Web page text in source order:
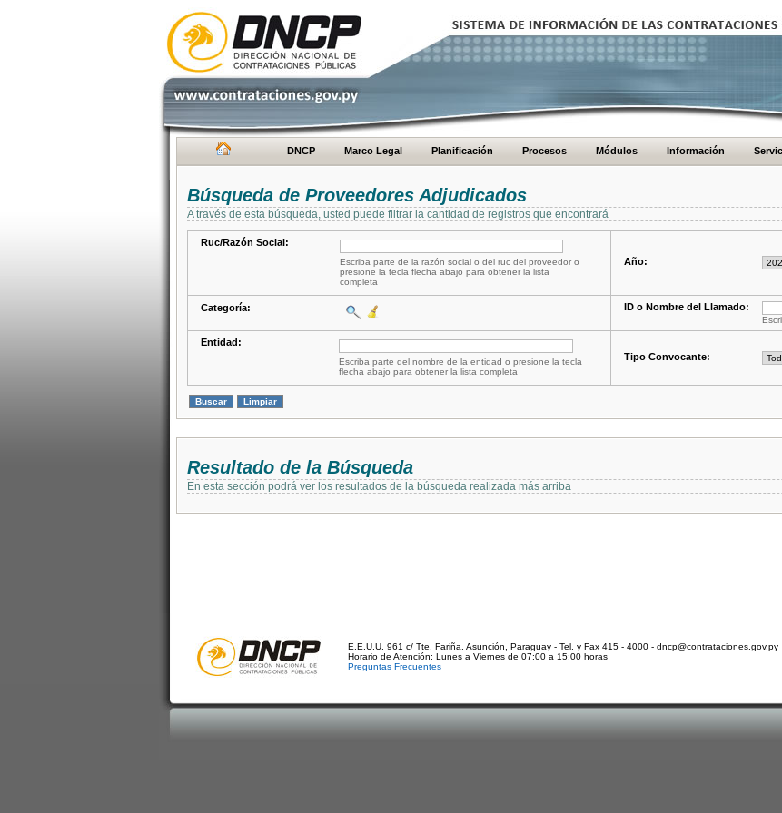
DNCP Marco Legal Planificación Procesos Módulos Información
Búsqueda de Proveedores Adjudicados
A través de esta búsqueda, usted puede filtrar la cantidad de registros que encontrará
Ruc/Razón Social:
Escriba parte de la razón social o del ruc del proveedor o
presione la tecla flecha abajo para obtener la lista
completa
Año:
Categoría: ID o Nombre del Llamado:
Entidad:
Escriba parte del nombre de la entidad o presione la tecla
flecha abajo para obtener la lista completa
Tipo Convocante:
Resultado de la Búsqueda
En esta sección podrá ver los resultados de la búsqueda realizada más arriba
E.E.U.U. 961 c/ Tte. Fariña. Asunción, Paraguay - Tel. y Fax 415 - 4000 - dncp@contrataciones.gov.py
Horario de Atención: Lunes a Viernes de 07:00 a 15:00 horas
Preguntas Frecuentes